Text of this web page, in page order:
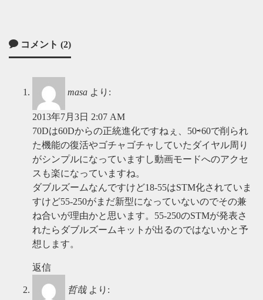
コメント (2)
masa より:
2013年7月3日 2:07 AM
70Dは60Dからの正統進化ですねぇ、50⇨60で削られ
た機能の復活やゴチャゴチャしていたダイヤル周り
がシンプルになっていますし動画モードへのアクセ
スも楽になっていますね。
ダブルズームなんですけど18-55はSTM化されていま
すけど55-250がまだ新型になっていないのでその兼
ね合いが理由かと思います。55-250のSTMが発表さ
れたらダブルズームキットが出るのではないかと予
想します。
返信
哲哉 より: